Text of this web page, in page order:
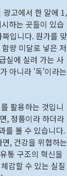
광고에서 한 알에 1,
하는 곳들이 있습
입니다. 원가를 맞
량 미달로 넣은 저
실에 실려 가는 사
아니라 '독'이라는
활용하는 것입니
, 정품이라 하더라
를 볼 수 있습니다.
, 건강을 위협하는
통 구조의 혁신을
감할 수 있는 실질